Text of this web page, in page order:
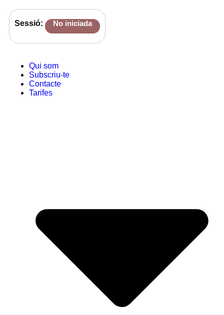
Sessió: No iniciada
Qui som
Subscriu-te
Contacte
Tarifes